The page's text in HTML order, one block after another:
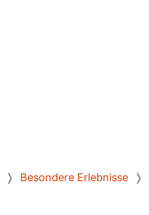
❭ Besondere Erlebnisse ❭